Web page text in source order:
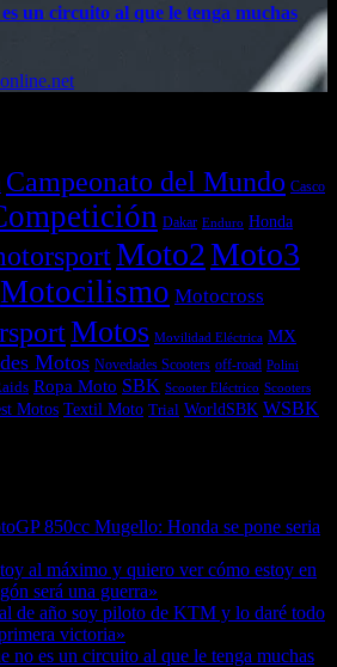
un circuito al que le tenga muchas
Campeonato del Mundo Casco
Dakar Enduro Honda
Moto2Moto3
Motocilismo Motocross
Motos Movilidad Eléctrica MX
Motos Novedades Scooters off-road Polini
Ropa Moto SBK Scooter Eléctrico Scooters
Motos Textil Moto Trial WorldSBK WSBK
850cc Mugello: Honda se pone seria
al máximo y quiero ver cómo estoy en
será una guerra»
de año soy piloto de KTM y lo daré todo
victoria»
no es un circuito al que le tenga muchas